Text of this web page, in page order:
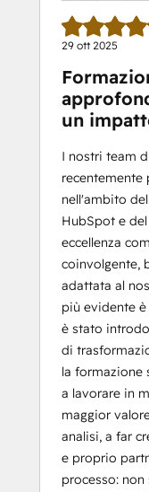
29 ott 2025
un
I nostri team
recentemente
nell'ambito
HubSpot e
eccellenza
coinvolgente,
adattata al
più evidente
è stato
di
la formazione
a lavorare in
maggior
analisi, a far
e proprio
processo: